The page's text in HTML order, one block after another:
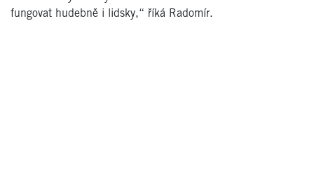
fungovat hudebně i lidsky,“ říká Radomír.